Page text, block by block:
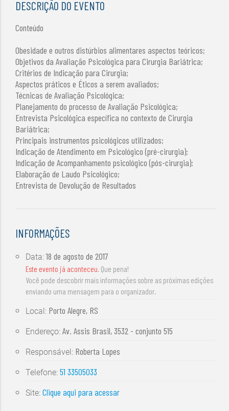
DESCRIÇÃO DO EVENTO
Conteúdo
Obesidade e outros distúrbios alimentares aspectos teóricos;
Objetivos da Avaliação Psicológica para Cirurgia Bariátrica;
Critérios de Indicação para Cirurgia;
Aspectos práticos e Éticos a serem avaliados;
Técnicas de Avaliação Psicológica;
Planejamento do processo de Avaliação Psicológica;
Entrevista Psicológica específica no contexto de Cirurgia
Bariátrica;
Principais instrumentos psicológicos utilizados;
Indicação de Atendimento em Psicológico (pré-cirurgia);
Indicação de Acompanhamento psicológico (pós-cirurgia);
Elaboração de Laudo Psicológico;
Entrevista de Devolução de Resultados
INFORMAÇÕES
Data:18 de agosto de 2017
Este evento já aconteceu. Que pena!
Você pode descobrir mais informações sobre as próximas edições
enviando uma mensagem para o organizador.
Local: Porto Alegre, RS
Endereço:Av. Assis Brasil, 3532 - conjunto 515
Responsável: Roberta Lopes
Telefone:51 33505033
Site:Clique aqui para acessar